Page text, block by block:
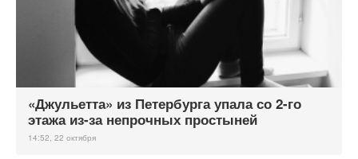
«Джульетта» из Петербурга упала со 2-го
этажа из-за непрочных простыней
14:52, 22 октября